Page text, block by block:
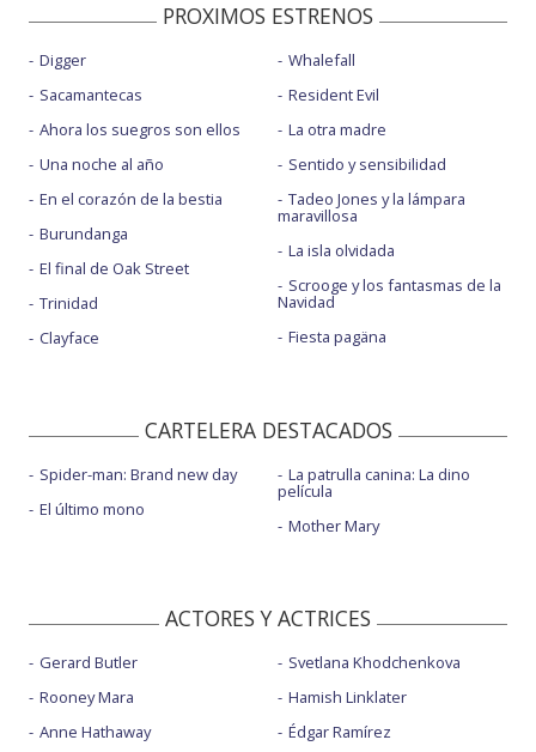
PROXIMOS ESTRENOS
Digger
Sacamantecas
Ahora los suegros son ellos
Una noche al año
En el corazón de la bestia
Burundanga
El final de Oak Street
Trinidad
Clayface
Whalefall
Resident Evil
La otra madre
Sentido y sensibilidad
Tadeo Jones y la lámpara
maravillosa
La isla olvidada
Scrooge y los fantasmas de la
Navidad
Fiesta pagäna
CARTELERA DESTACADOS
Spider-man: Brand new day
El último mono
La patrulla canina: La dino
película
Mother Mary
ACTORES Y ACTRICES
Gerard Butler
Rooney Mara
Anne Hathaway
Svetlana Khodchenkova
Hamish Linklater
Édgar Ramírez